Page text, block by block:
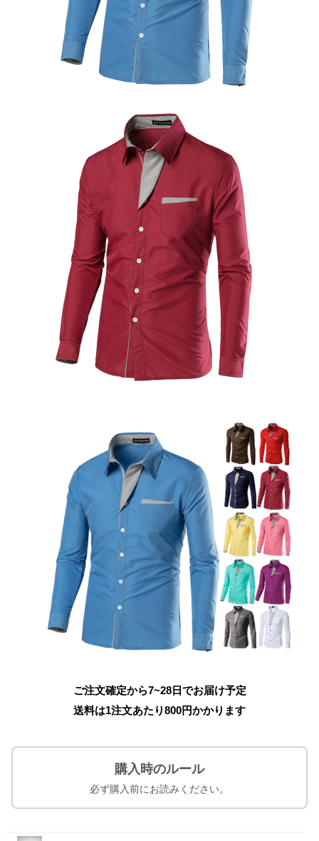
ご注文確定から7~28日でお届け予定
送料は1注文あたり800円かかります
購入時のルール
必ず購入前にお読みください。